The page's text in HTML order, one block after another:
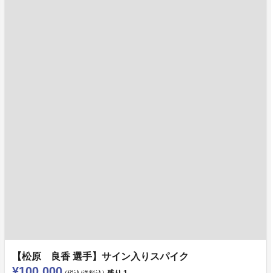
【松原 良香 選手】サイン入りスパイク